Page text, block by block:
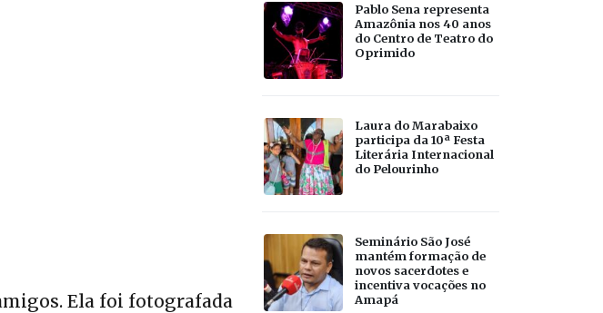
Ela foi fotografada
Pablo Sena representa
Amazônia nos 40 anos
do Centro de Teatro do
Oprimido
Laura do Marabaixo
participa da 10ª Festa
Literária Internacional
do Pelourinho
Seminário São José
mantém formação de
novos sacerdotes e
incentiva vocações no
Amapá